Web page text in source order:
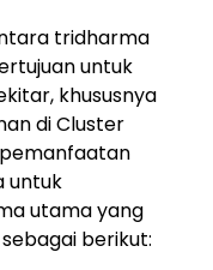
tridharma
untuk
khususnya
di Cluster
untuk
utama yang
berikut: